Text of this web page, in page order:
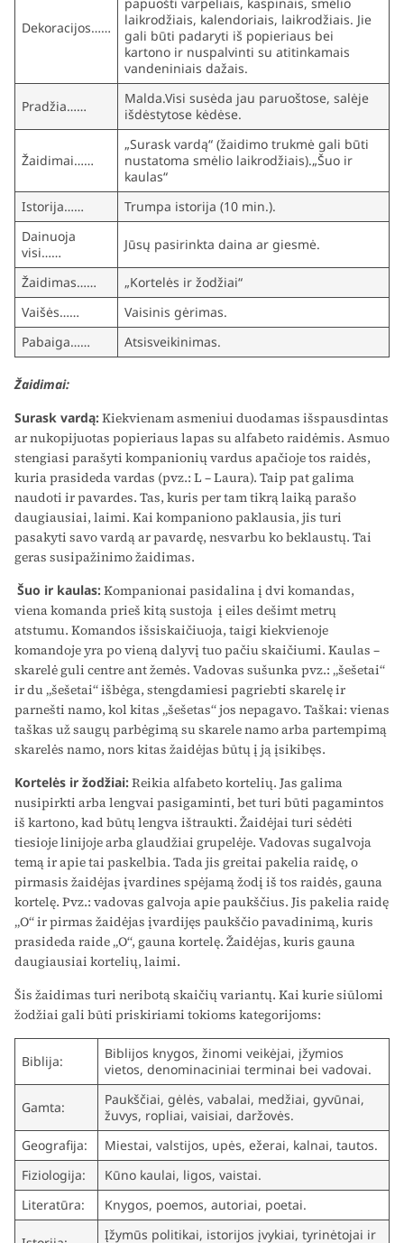
Dekoracijos……
laikrodžiais, kalendoriais, laikrodžiais. Jie
gali būti padaryti iš popieriaus bei
kartono ir nuspalvinti su atitinkamais
vandeniniais dažais.
Pradžia……
Malda.Visi susėda jau paruoštose, salėje
išdėstytose kėdėse.
Žaidimai……
„Surask vardą“ (žaidimo trukmė gali būti
nustatoma smėlio laikrodžiais).„Šuo ir
kaulas“
Istorija……
Trumpa istorija (10 min.).
Dainuoja
visi……
Jūsų pasirinkta daina ar giesmė.
Žaidimas……
„Kortelės ir žodžiai“
Vaišės……
Vaisinis gėrimas.
Pabaiga……
Atsisveikinimas.
Žaidimai:
Surask vardą:Kiekvienam asmeniui duodamas išspausdintas
ar nukopijuotas popieriaus lapas su alfabeto raidėmis. Asmuo
stengiasi parašyti kompanionių vardus apačioje tos raidės,
kuria prasideda vardas (pvz.: L – Laura). Taip pat galima
naudoti ir pavardes. Tas, kuris per tam tikrą laiką parašo
daugiausiai, laimi. Kai kompaniono paklausia, jis turi
pasakyti savo vardą ar pavardę, nesvarbu ko beklaustų. Tai
geras susipažinimo žaidimas.
Šuo ir kaulas:Kompanionai pasidalina į dvi komandas,
viena komanda prieš kitą sustoja į eiles dešimt metrų
atstumu. Komandos išsiskaičiuoja, taigi kiekvienoje
komandoje yra po vieną dalyvį tuo pačiu skaičiumi. Kaulas –
skarelė guli centre ant žemės. Vadovas sušunka pvz.: „šešetai“
ir du „šešetai“ išbėga, stengdamiesi pagriebti skarelę ir
parnešti namo, kol kitas „šešetas“ jos nepagavo. Taškai: vienas
taškas už saugų parbėgimą su skarele namo arba partempimą
skarelės namo, nors kitas žaidėjas būtų į ją įsikibęs.
Kortelės ir žodžiai:Reikia alfabeto kortelių. Jas galima
nusipirkti arba lengvai pasigaminti, bet turi būti pagamintos
iš kartono, kad būtų lengva ištraukti. Žaidėjai turi sėdėti
tiesioje linijoje arba glaudžiai grupelėje. Vadovas sugalvoja
temą ir apie tai paskelbia. Tada jis greitai pakelia raidę, o
pirmasis žaidėjas įvardines spėjamą žodį iš tos raidės, gauna
kortelę. Pvz.: vadovas galvoja apie paukščius. Jis pakelia raidę
„O“ ir pirmas žaidėjas įvardijęs paukščio pavadinimą, kuris
prasideda raide „O“, gauna kortelę. Žaidėjas, kuris gauna
daugiausiai kortelių, laimi.
Šis žaidimas turi neribotą skaičių variantų. Kai kurie siūlomi
žodžiai gali būti priskiriami tokioms kategorijoms:
Biblija:
Biblijos knygos, žinomi veikėjai, įžymios
vietos, denominaciniai terminai bei vadovai.
Gamta:
Paukščiai, gėlės, vabalai, medžiai, gyvūnai,
žuvys, ropliai, vaisiai, daržovės.
Geografija:
Miestai, valstijos, upės, ežerai, kalnai, tautos.
Fiziologija:
Kūno kaulai, ligos, vaistai.
Literatūra:
Knygos, poemos, autoriai, poetai.
Įžymūs politikai, istorijos įvykiai, tyrinėtojai ir